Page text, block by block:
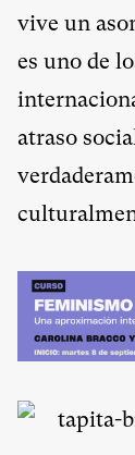
vive un
es uno de
atraso